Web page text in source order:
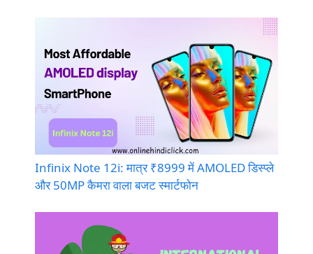
Infinix Note 12i: मात्र ₹8999 में AMOLED डिस्प्ले
और 50MP कैमरा वाला बजट स्मार्टफोन